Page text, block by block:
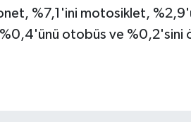
%7,1'ini motosiklet,
otobüs ve %0,2'sini